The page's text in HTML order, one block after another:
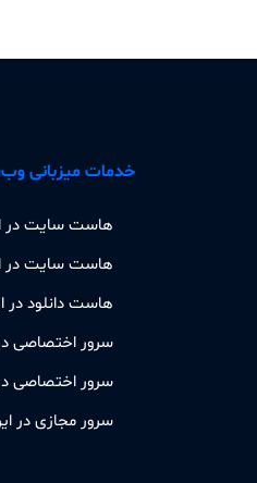
خدمات میزبانی
هاست سایت در
هاست سایت در
هاست دانلود در
سرور اختصاصی
سرور اختصاصی در
سرور مجازی در